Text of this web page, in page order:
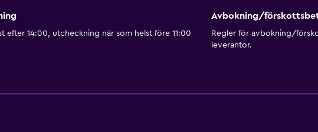
efter 14:00, utcheckning när som helst före 11:00
Avbokning/
Regler för avbokning/
leverantör.